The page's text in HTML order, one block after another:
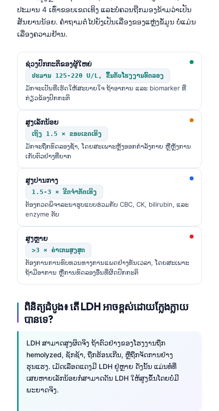
ປະມານ 4 ເທົ່າຂອບເຂດເທິງ ແລະບໍ່ຄວນຖືກມອງຂ້າມວ່າເປັນ
ສັນຍານນ້ອຍ. ຄຳຖາມຕໍ່ໄປຍັງເປັນເລື່ອງຂອງແຫຼ່ງຂໍ້ມູນ ບໍ່ແມ່ນ
ເລື່ອງຄວາມຢ້ານ.
ຊ່ວງປົກກະຕິຂອງຜູ້ໃຫຍ່
ປະມານ 125-220 U/L, ຂຶ້ນກັບໂຮງງານທົດລອງ
ມັກຈະເປັນທີ່ເຮັດໃຫ້ສະບາຍໃຈ ຖ້າອາການ ແລະ biomarker ທີ່
ກ່ຽວຂ້ອງປົກກະຕິ
ສູງເລັກນ້ອຍ
ເຖິງ 1.5 × ຂອບເຂດເທິງ
ມັກຈະຖືກທົດລອງຊ້ຳ, ໂດຍສະເພາະຫຼັງອອກກຳລັງກາຍ ຫຼືຫຼັງການ
ເກັບຕົວຢ່າງທີ່ຍາກ
ສູງປານກາງ
1.5-3 × ຂີດຈຳກັດເທິງ
ຕ້ອງກວດພິຈາລະນາຮູບແບບຮ່ວມກັບ CBC, CK, bilirubin, ແລະ
enzyme ຕັບ
ສູງຫຼາຍ
>3 × ຄ່າເກນສູງສຸດ
ຕ້ອງການການທົບທວນທາງການແພດຢ່າງທັນເວລາ, ໂດຍສະເພາະ
ຖ້າມີອາການ ຫຼືການທົດລອງອື່ນທີ່ຜິດປົກກະຕິ
ពិនិត្យដំបូង៖ តើ LDH អាចខ្ពស់ដោយក្លែងក្លាយ
បានទេ?
LDH ສາມາດສູງຜິດຈິງ ຖ້າຕົວຢ່າງຂອງໂຮງງານຖືກ
hemolyzed, ຊັກຊ້າ, ຖືກຮ້ອນເກີນ, ຫຼືຖືກຈັດການຢ່າງ
ຮຸນແຮງ. ເມັດເລືອດແດງມີ LDH ຢູ່ຫຼາຍ ດັ່ງນັ້ນ ແມ່ນທໍ່ທີ່
ເສຍຫາຍເລັກນ້ອຍກໍສາມາດດັນ LDH ໃຫ້ສູງຂຶ້ນໂດຍບໍ່ມີ
ພະຍາດຈິງ.